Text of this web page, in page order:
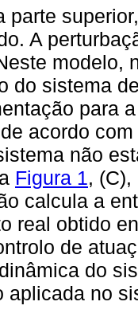
parte
A
modelo,
do sistema
para
acordo
não
Figura 1,
calcula a
real obtido
de
do
aplicada no